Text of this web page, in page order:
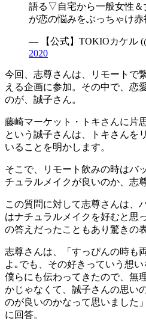
語る▽自宅から一般女性＆
が恋の悩みをぶっちゃけ赤
— 【公式】TOKIOカケル
2020
今回、志尊さんは、リモートで
える企画に参加。その中で、恋
のが、誠子さん。
藤崎マーケット・トキさんに片
という誠子さんは、トキさんを
いることを明かします。
そこで、リモート飲みの時はバ
チュラルメイクが良いのか、志
この質問に対して志尊さんは、
はナチュラルメイクを好むと思
の答えだったこともあり驚きの
志尊さんは、「すっぴんの時も
よ｡でも、その好きっていう想
僕らにも伝わってきたので、無
かじゃなくて、誠子さんの思い
のが良いのかなって思いました
に回答。